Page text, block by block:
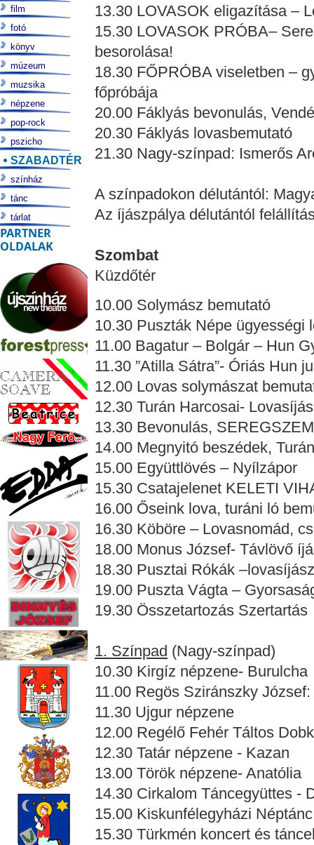
13.30 LOVASOK eligazítása –
15.30 LOVASOK PRÓBA–
besorolása!
18.30 FŐPRÓBA viseletben –
főpróbája
20.00 Fáklyás bevonulás,
20.30 Fáklyás lovasbemutató
21.30 Nagy-színpad: Ismerős
A színpadokon délutántól:
Az íjászpálya délutántól
Szombat
Küzdőtér
10.00 Solymász bemutató
10.30 Puszták Népe ügyességi
11.00 Bagatur – Bolgár – Hun
11.30 ”Atilla Sátra”- Óriás Hun
12.00 Lovas solymászat
12.30 Turán Harcosai-
13.30 Bevonulás,
14.00 Megnyitó beszédek,
15.00 Együttlövés – Nyílzápor
15.30 Csatajelenet KELETI
16.00 Őseink lova, turáni ló
16.30 Köböre – Lovasnomád,
18.00 Monus József- Távlövő
18.30 Pusztai Rókák
19.00 Puszta Vágta –
19.30 Összetartozás Szertartás
1. Színpad (Nagy-színpad)
10.30 Kirgíz népzene- Burulcha
11.00 Regös Sziránszky
11.30 Ujgur népzene
12.00 Regélő Fehér Táltos
12.30 Tatár népzene - Kazan
13.00 Török népzene- Anatólia
14.30 Cirkalom Táncegyüttes -
15.00 Kiskunfélegyházi
15.30 Türkmén koncert és
film
fotó
könyv
múzeum
muzsika
népzene
pop-rock
pszicho
SZABADTÉR
színház
tánc
tárlat
PARTNER
OLDALAK